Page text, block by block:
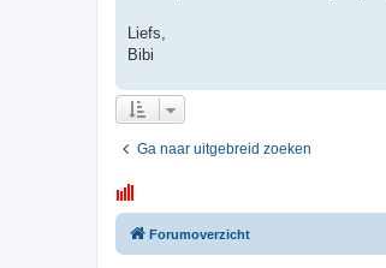
Liefs,
Bibi
Ga naar uitgebreid zoeken
Forumoverzicht